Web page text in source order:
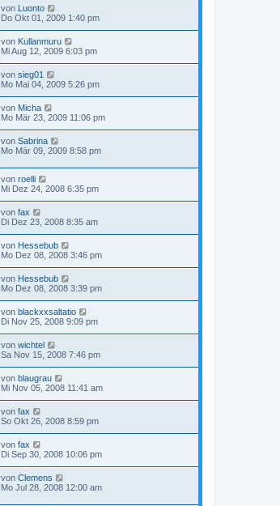
von
Luonto
Do Okt 01, 2009 1:40 pm
von Kullanmuru
Mi Aug 12, 2009 6:03 pm
von sieg01
Mo Mai 04, 2009 5:26 pm
von Micha
Mo Mär 23, 2009 11:06 pm
von Sabrina
Mo Mär 09, 2009 8:58 pm
von roelli
Mi Dez 24, 2008 6:35 pm
von fax
Di Dez 23, 2008 8:35 am
von Hessebub
Mo Dez 08, 2008 3:46 pm
von Hessebub
Mo Dez 08, 2008 3:39 pm
von blackxxsaltatio
Di Nov 25, 2008 9:09 pm
von wichtel
Sa Nov 15, 2008 7:46 pm
von blaugrau
Mi Nov 05, 2008 11:41 am
von fax
So Okt 26, 2008 8:59 pm
von fax
Di Sep 30, 2008 10:06 pm
von Clemens
Mo Jul 28, 2008 12:00 am